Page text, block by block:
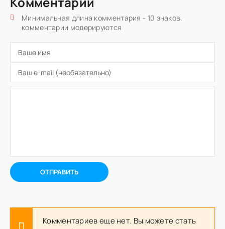
Минимальная длина комментария - 10 знаков.
комментарии модерируются
ОТПРАВИТЬ
Комментариев еще нет. Вы можете стать